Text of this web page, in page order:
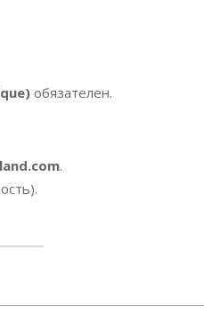
обязателен.
.